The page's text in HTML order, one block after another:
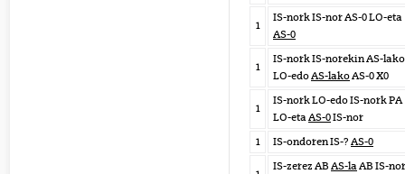
1
IS-nork IS-nor AS-0 LO-eta
AS-0
1
IS-nork IS-norekin AS-lako
LO-edoAS-lakoAS-0 X0
1
IS-nork LO-edo IS-nork PA
LO-etaAS-0IS-nor
1
IS-ondoren IS-? AS-0
IS-zerez AB AS-laAB IS-nor